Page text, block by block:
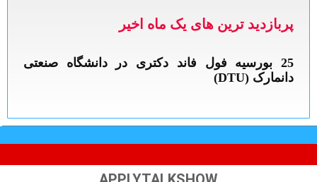
پربازدید ترین های یک ماه اخیر